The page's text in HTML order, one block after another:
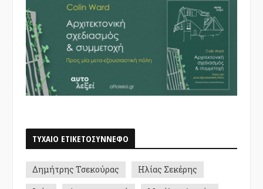
ΤΥΧΑΙΟ ΕΤΙΚΕΤΟΣΥΝΝΕΦΟ
Δημήτρης Τσεκούρας
Ηλίας Σεκέρης